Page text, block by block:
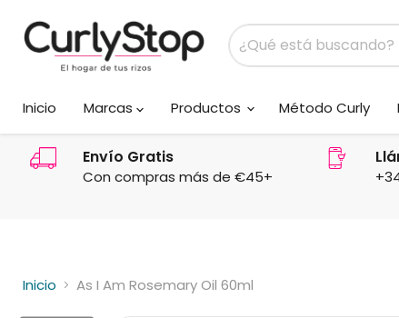
Inicio
Marcas Productos Método Curly
Envío Gratis
Con compras más de €45+
Inicio As I Am Rosemary Oil 60ml